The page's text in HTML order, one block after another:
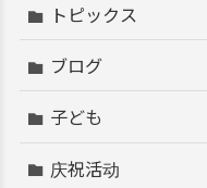
トピックス
ブログ
子ども
庆祝活动